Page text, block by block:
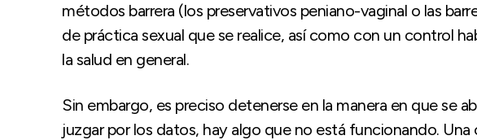
métodos barrera (los preservativos peniano-vaginal o las
de práctica sexual que se realice, así como con un control
la salud en general.
Sin embargo, es preciso detenerse en la manera en que se
juzgar por los datos, hay algo que no está funcionando.